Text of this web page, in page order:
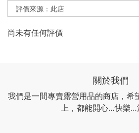
尚未有任何評價
關於我們
我們是一間專賣露營用品的商店，希
上，都能開心…快樂…